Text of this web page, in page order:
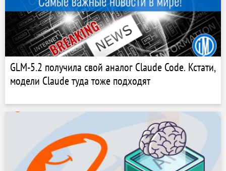
GLM-5.2 получила свой аналог Claude Code. Кстати,
модели Claude туда тоже подходят